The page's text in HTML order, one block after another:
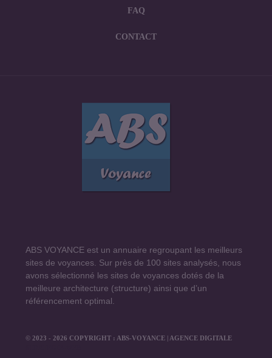
FAQ
CONTACT
ABS VOYANCE est un annuaire regroupant les meilleurs
sites de voyances. Sur près de 100 sites analysés, nous
avons sélectionné les sites de voyances dotés de la
meilleure architecture (structure) ainsi que d’un
référencement optimal.
© 2023 - 2026 COPYRIGHT : ABS-VOYANCE | AGENCE DIGITALE